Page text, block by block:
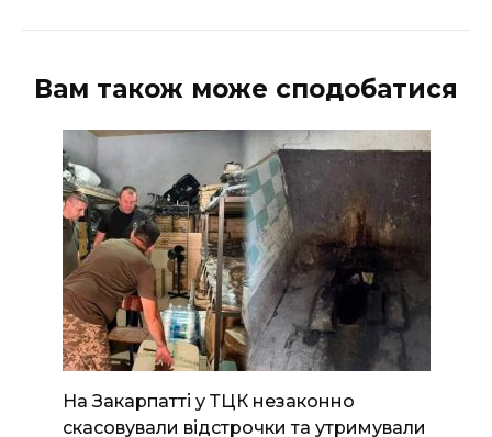
Вам також може сподобатися
На Закарпатті у ТЦК незаконно
скасовували відстрочки та утримували